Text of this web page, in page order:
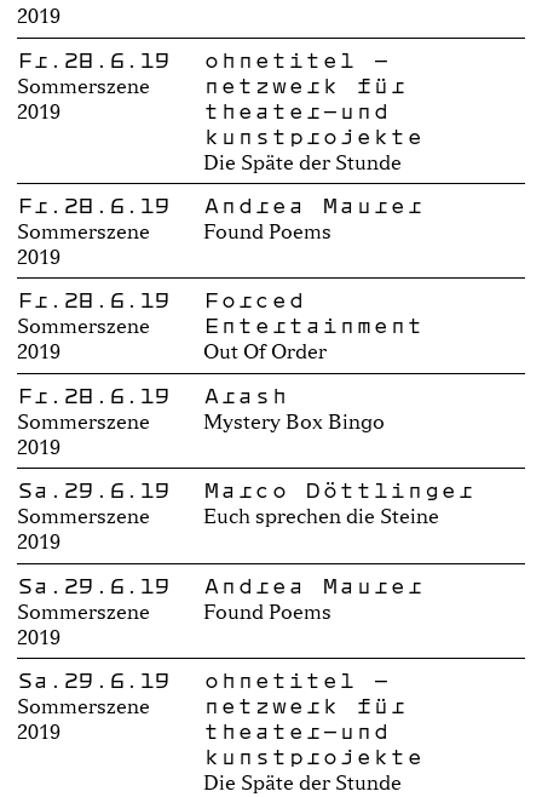
2019
Fr.28.6.19
Sommerszene
2019
ohnetitel –
netzwerk für
theater-und
kunstprojekte
Die Späte der Stunde
Fr.28.6.19
Sommerszene
2019
Andrea Maurer
Found Poems
Fr.28.6.19
Sommerszene
2019
Forced
Entertainment
Out Of Order
Fr.28.6.19
Sommerszene
2019
Arash
Mystery Box Bingo
Sa.29.6.19
Sommerszene
2019
Marco Döttlinger
Euch sprechen die Steine
Sa.29.6.19
Sommerszene
2019
Andrea Maurer
Found Poems
Sa.29.6.19
Sommerszene
2019
ohnetitel –
netzwerk für
theater-und
kunstprojekte
Die Späte der Stunde